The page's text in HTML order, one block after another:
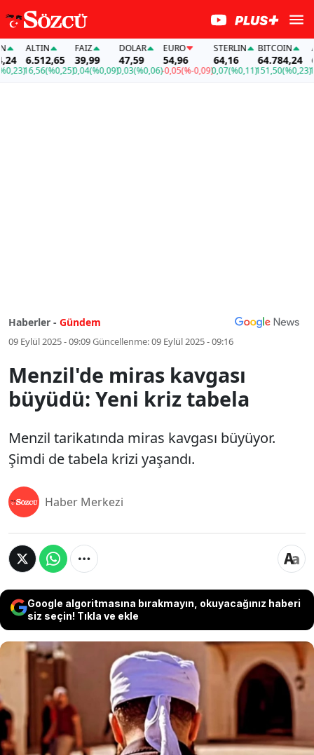
ALTIN
6.512,65
16,56(%0,25)
FAİZ
39,99
0,04(%0,09)
DOLAR
47,59
0,03(%0,06)
EURO
54,96
-0,05(%-0,09)
STERLIN
64,16
0,07(%0,11)
BITCOIN
64.784,24
151,50(%0,23)
Haberler - Gündem
09 Eylül 2025 - 09:09Güncellenme:09 Eylül 2025 - 09:16
Menzil'de miras kavgası
büyüdü: Yeni kriz tabela
Menzil tarikatında miras kavgası büyüyor.
Şimdi de tabela krizi yaşandı.
Haber Merkezi
Google algoritmasına bırakmayın, okuyacağınız haberi
siz seçin! Tıkla ve ekle
Menzil tarikatında miras
kavgası büyüyor. Şimdi de
tabela krizi yaşandı.